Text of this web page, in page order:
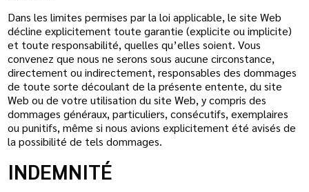
Dans les limites permises par la loi applicable, le site Web
décline explicitement toute garantie (explicite ou implicite)
et toute responsabilité, quelles qu’elles soient. Vous
convenez que nous ne serons sous aucune circonstance,
directement ou indirectement, responsables des dommages
de toute sorte découlant de la présente entente, du site
Web ou de votre utilisation du site Web, y compris des
dommages généraux, particuliers, consécutifs, exemplaires
ou punitifs, même si nous avions explicitement été avisés de
la possibilité de tels dommages.
INDEMNITÉ